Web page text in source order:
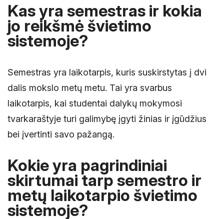
Kas yra semestras ir kokia
jo reikšmė švietimo
sistemoje?
Semestras yra laikotarpis, kuris suskirstytas į dvi
dalis mokslo metų metu. Tai yra svarbus
laikotarpis, kai studentai dalykų mokymosi
tvarkaraštyje turi galimybę įgyti žinias ir įgūdžius
bei įvertinti savo pažangą.
Kokie yra pagrindiniai
skirtumai tarp semestro ir
metų laikotarpio švietimo
sistemoje?